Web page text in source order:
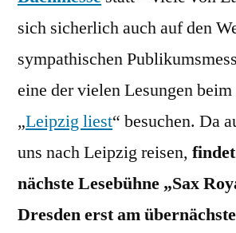
sich sicherlich auch auf den
sympathischen
eine der vielen Lesungen
„Leipzig liest“ besuchen. Da
uns nach Leipzig reisen,
nächste Lesebühne „Sax
Dresden erst am